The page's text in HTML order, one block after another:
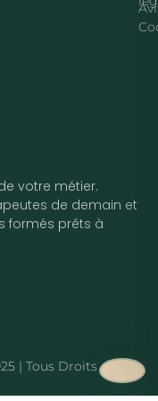
votre métier.
de demain et
formés prêts à
| Tous Droits